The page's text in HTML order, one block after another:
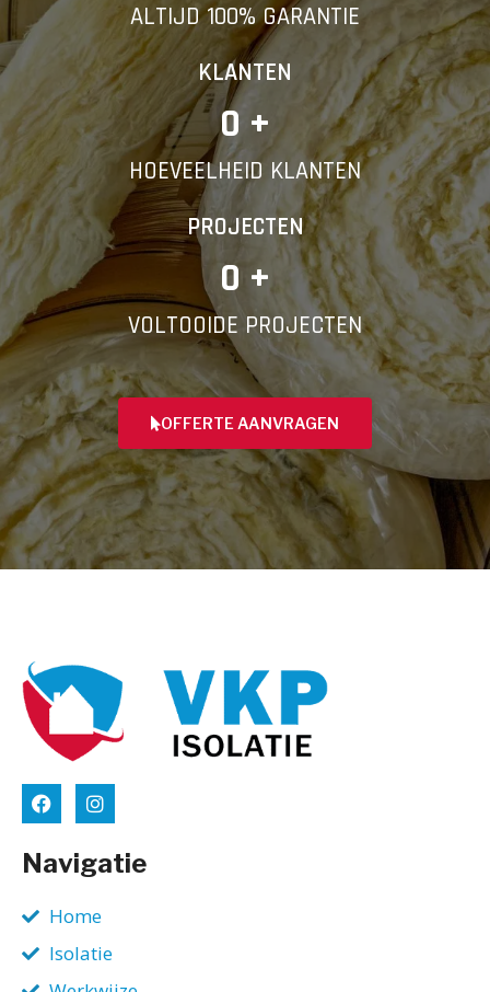
ALTIJD 100% GARANTIE
KLANTEN
0 +
HOEVEELHEID KLANTEN
PROJECTEN
0 +
VOLTOOIDE PROJECTEN
OFFERTE AANVRAGEN
Navigatie
Home
Isolatie